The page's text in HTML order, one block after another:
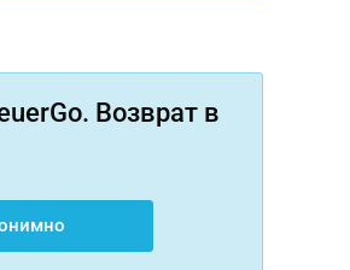
Возврат в